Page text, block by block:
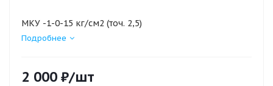
МКУ -1-0-15 кг/см2 (точ. 2,5)
Подробнее
2 000 ₽/шт